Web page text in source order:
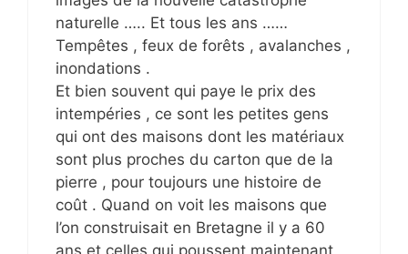
naturelle ….. Et tous les ans ……
Tempêtes , feux de forêts , avalanches ,
inondations .
Et bien souvent qui paye le prix des
intempéries , ce sont les petites gens
qui ont des maisons dont les matériaux
sont plus proches du carton que de la
pierre , pour toujours une histoire de
coût . Quand on voit les maisons que
l’on construisait en Bretagne il y a 60
ans et celles qui poussent maintenant